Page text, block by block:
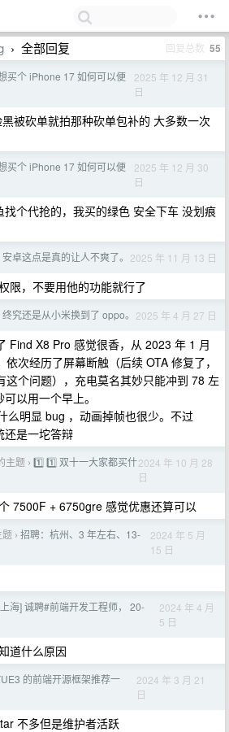
› 全部回复 回复总数 55
买个 iPhone 17 如何可以便
2025 年 12 月 31
日
被砍单就拍那种砍单包补的 大多数一次
买个 iPhone 17 如何可以便
2025 年 12 月 30
日
个代抢的，我买的绿色 安全下车 没划痕
安卓这点是真的让人不爽了。 2025 年 11 月 13 日
限，不要用他的功能就行了
终究还是从小米换到了 oppo。 2025 年 4 月 27 日
Find X8 Pro 感觉很香，从 2023 年 1 月
次经历了屏幕断触（后续 OTA 修复了，
这个问题），充电莫名其妙只能冲到 78 左
以用一个早上。
么明显 bug ，动画掉帧也很少。不过
还是一坨答辩
主题 › 1️⃣ 1️⃣ 双十一大家都买什2024 年 10 月 28
日
7500F + 6750gre 感觉优惠还算可以
题 › 招聘：杭州、3 年左右、13-
2024 年 5 月
15 日
海] 诚聘#前端开发工程师， 20-
2024 年 4 月
5 日
道什么原因
的前端开源框架推荐一
2024 年 3 月 21
日
不多但是维护者活跃